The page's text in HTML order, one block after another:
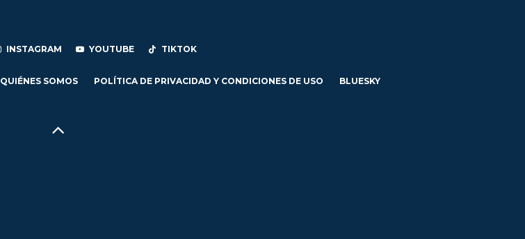
INSTAGRAM YOUTUBE TIKTOK
QUIÉNES SOMOS POLÍTICA DE PRIVACIDAD Y CONDICIONES DE USO BLUESKY